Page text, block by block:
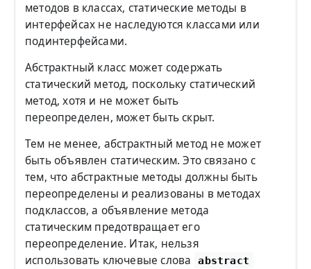
методов в классах, статические методы в
интерфейсах не наследуются классами или
подинтерфейсами.
Абстрактный класс может содержать
статический метод, поскольку статический
метод, хотя и не может быть
переопределен, может быть скрыт.
Тем не менее, абстрактный метод не может
быть объявлен статическим. Это связано с
тем, что абстрактные методы должны быть
переопределены и реализованы в методах
подклассов, а объявление метода
статическим предотвращает его
переопределение. Итак, нельзя
использовать ключевые слова
abstract